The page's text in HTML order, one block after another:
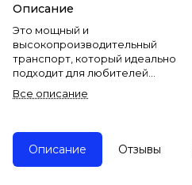
Описание
Это мощный и
высокопроизводительный
транспорт, который идеально
подходит для любителей
его впечатляющей
технологиями, этот
электровелосипед станет
Все описание
Описание Отзывы